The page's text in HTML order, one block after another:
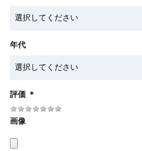
年代
評価 ＊
画像